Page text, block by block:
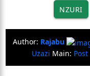
NZURI
Author: Rajabu
Uzazi Main: Post